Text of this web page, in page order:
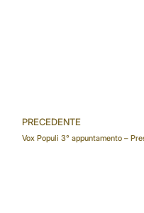
PRECEDENTE